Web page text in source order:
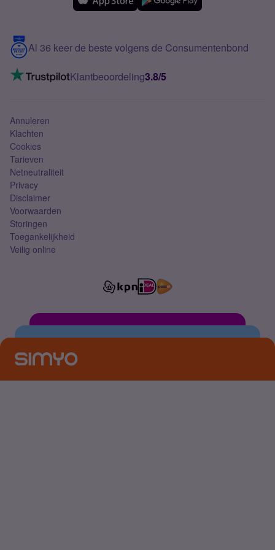
Meerdere nummers
5G internet
Mobiel internet
Mobiel abonnement
Contact
VoLTE 4G bellen
Al 36 keer de beste volgens de Consumentenbond
Klantbeoordeling3.8/5
Annuleren
Klachten
Cookies
Tarieven
Netneutraliteit
Privacy
Disclaimer
Voorwaarden
Storingen
Toegankelijkheid
Veilig online